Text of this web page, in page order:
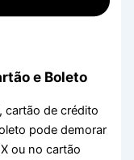
e Boleto
cartão de crédito
pode demorar
ou no cartão